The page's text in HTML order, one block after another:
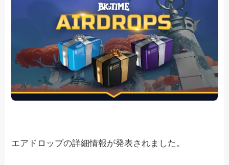
エアドロップの詳細情報が発表されました。